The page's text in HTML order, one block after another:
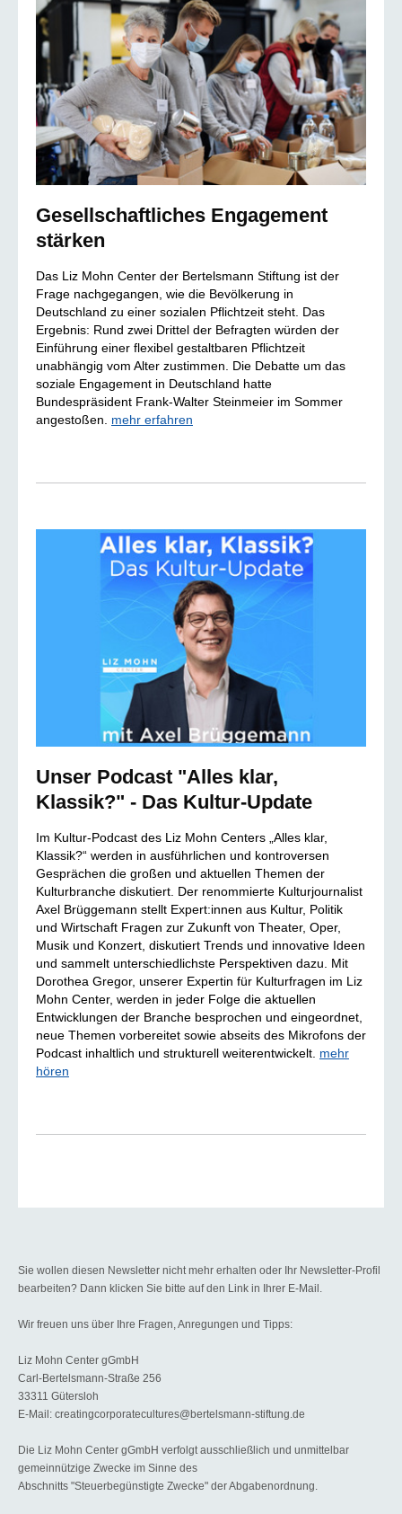
Gesellschaftliches Engagement
stärken
Das Liz Mohn Center der Bertelsmann Stiftung ist der
Frage nachgegangen, wie die Bevölkerung in
Deutschland zu einer sozialen Pflichtzeit steht. Das
Ergebnis: Rund zwei Drittel der Befragten würden der
Einführung einer flexibel gestaltbaren Pflichtzeit
unabhängig vom Alter zustimmen. Die Debatte um das
soziale Engagement in Deutschland hatte
Bundespräsident Frank-Walter Steinmeier im Sommer
angestoßen. mehr erfahren
Unser Podcast "Alles klar,
Klassik?" - Das Kultur-Update
Im Kultur-Podcast des Liz Mohn Centers „Alles klar,
Klassik?“ werden in ausführlichen und kontroversen
Gesprächen die großen und aktuellen Themen der
Kulturbranche diskutiert. Der renommierte Kulturjournalist
Axel Brüggemann stellt Expert:innen aus Kultur, Politik
und Wirtschaft Fragen zur Zukunft von Theater, Oper,
Musik und Konzert, diskutiert Trends und innovative Ideen
und sammelt unterschiedlichste Perspektiven dazu. Mit
Dorothea Gregor, unserer Expertin für Kulturfragen im Liz
Mohn Center, werden in jeder Folge die aktuellen
Entwicklungen der Branche besprochen und eingeordnet,
neue Themen vorbereitet sowie abseits des Mikrofons der
Podcast inhaltlich und strukturell weiterentwickelt. mehr
hören
Sie wollen diesen Newsletter nicht mehr erhalten oder Ihr Newsletter-Profil
bearbeiten? Dann klicken Sie bitte auf den Link in Ihrer E-Mail.
Wir freuen uns über Ihre Fragen, Anregungen und Tipps:
Liz Mohn Center gGmbH
Carl-Bertelsmann-Straße 256
33311 Gütersloh
E-Mail: creatingcorporatecultures@bertelsmann-stiftung.de
Die Liz Mohn Center gGmbH verfolgt ausschließlich und unmittelbar
gemeinnützige Zwecke im Sinne des
Abschnitts "Steuerbegünstigte Zwecke" der Abgabenordnung.